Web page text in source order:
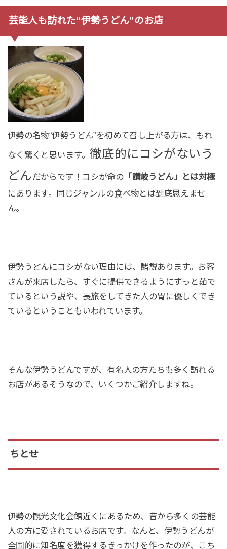
芸能人も訪れた“伊勢うどん”のお店
伊勢の名物“伊勢うどん”を初めて召し上がる方は、もれ
なく驚くと思います。 徹底的にコシがないう
どんだからです！コシが命の 「讃岐うどん」とは対極
にあります。同じジャンルの食べ物とは到底思えませ
ん。
伊勢うどんにコシがない理由には、諸説あります。 お客
さんが来店したら、すぐに提供できるようにずっと茹で
ているという説や、長旅をしてきた人の胃に優しくでき
ているということもいわれています。
そんな伊勢うどんですが、有名人の方たちも多く訪れる
お店があるそうなので、いくつかご紹介しますね。
ちとせ
伊勢の観光文化会館近くにあるため、昔から多くの芸能
人の方に愛されているお店です。なんと、伊勢うどんが
全国的に知名度を獲得するきっかけを作ったのが、こち